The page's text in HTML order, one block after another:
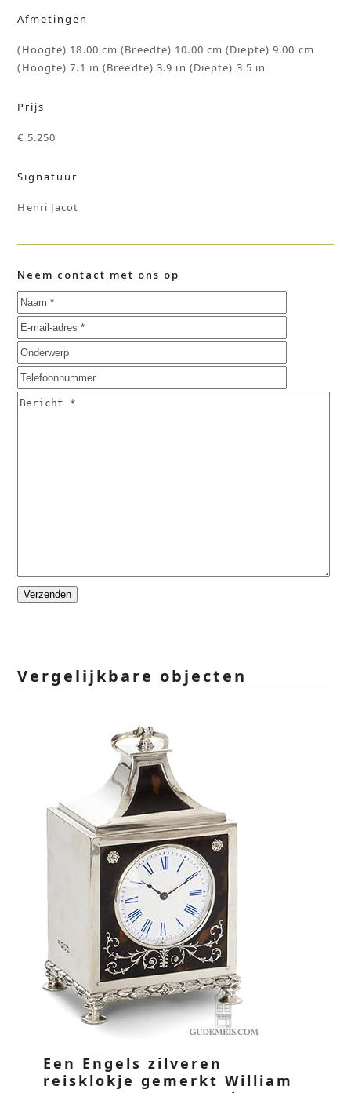
Afmetingen
(Hoogte) 18.00 cm (Breedte) 10.00 cm (Diepte) 9.00 cm
(Hoogte) 7.1 in (Breedte) 3.9 in (Diepte) 3.5 in
Prijs
€ 5.250
Signatuur
Henri Jacot
Neem contact met ons op
Please
Vergelijkbare objecten
Een Engels zilveren
reisklokje gemerkt William